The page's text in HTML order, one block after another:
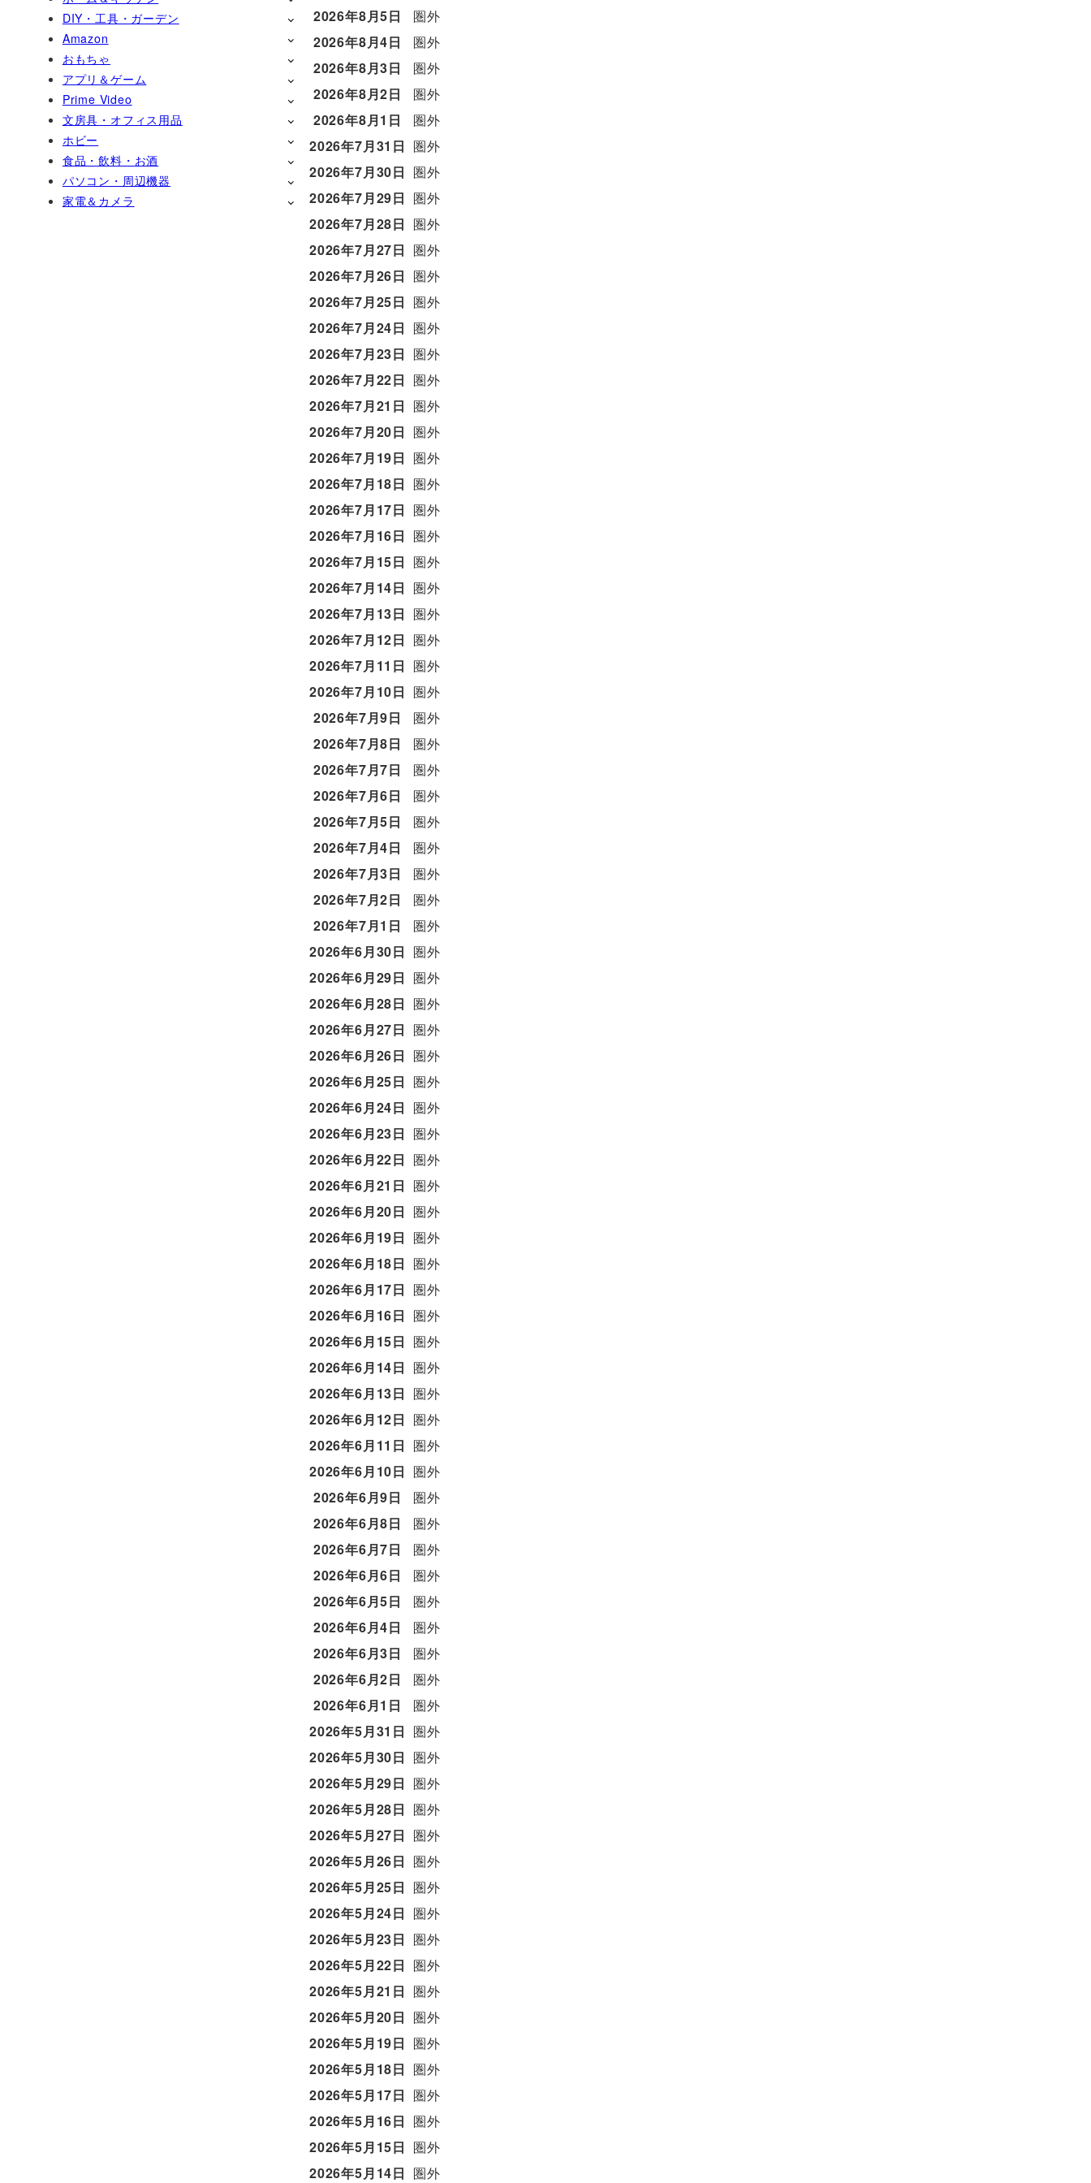
2026年8月5日
圏外
2026年8月4日
圏外
2026年8月3日
圏外
2026年8月2日
圏外
2026年8月1日
圏外
2026年7月31日 圏外
2026年7月30日 圏外
2026年7月29日 圏外
2026年7月28日 圏外
2026年7月27日 圏外
2026年7月26日 圏外
2026年7月25日 圏外
2026年7月24日 圏外
2026年7月23日 圏外
2026年7月22日 圏外
2026年7月21日 圏外
2026年7月20日 圏外
2026年7月19日 圏外
2026年7月18日 圏外
2026年7月17日 圏外
2026年7月16日 圏外
2026年7月15日 圏外
2026年7月14日 圏外
2026年7月13日 圏外
2026年7月12日 圏外
2026年7月11日 圏外
2026年7月10日 圏外
2026年7月9日
圏外
2026年7月8日
圏外
2026年7月7日
圏外
2026年7月6日
圏外
2026年7月5日
圏外
2026年7月4日
圏外
2026年7月3日
圏外
2026年7月2日
圏外
2026年7月1日
圏外
2026年6月30日 圏外
2026年6月29日 圏外
2026年6月28日 圏外
2026年6月27日 圏外
2026年6月26日 圏外
2026年6月25日 圏外
2026年6月24日 圏外
2026年6月23日 圏外
2026年6月22日 圏外
2026年6月21日 圏外
2026年6月20日 圏外
2026年6月19日 圏外
2026年6月18日 圏外
2026年6月17日 圏外
2026年6月16日 圏外
2026年6月15日 圏外
2026年6月14日 圏外
2026年6月13日 圏外
2026年6月12日 圏外
2026年6月11日 圏外
2026年6月10日 圏外
2026年6月9日
圏外
2026年6月8日
圏外
2026年6月7日
圏外
2026年6月6日
圏外
2026年6月5日
圏外
2026年6月4日
圏外
2026年6月3日
圏外
2026年6月2日
圏外
2026年6月1日
圏外
2026年5月31日 圏外
2026年5月30日 圏外
2026年5月29日 圏外
2026年5月28日 圏外
2026年5月27日 圏外
2026年5月26日 圏外
2026年5月25日 圏外
2026年5月24日 圏外
2026年5月23日 圏外
2026年5月22日 圏外
2026年5月21日 圏外
2026年5月20日 圏外
2026年5月19日 圏外
2026年5月18日 圏外
2026年5月17日 圏外
2026年5月16日 圏外
2026年5月15日 圏外
2026年5月14日 圏外
DIY・工具・ガーデン
Amazon
おもちゃ
アプリ＆ゲーム
Prime Video
文房具・オフィス用品
ホビー
食品・飲料・お酒
パソコン・周辺機器
家電＆カメラ